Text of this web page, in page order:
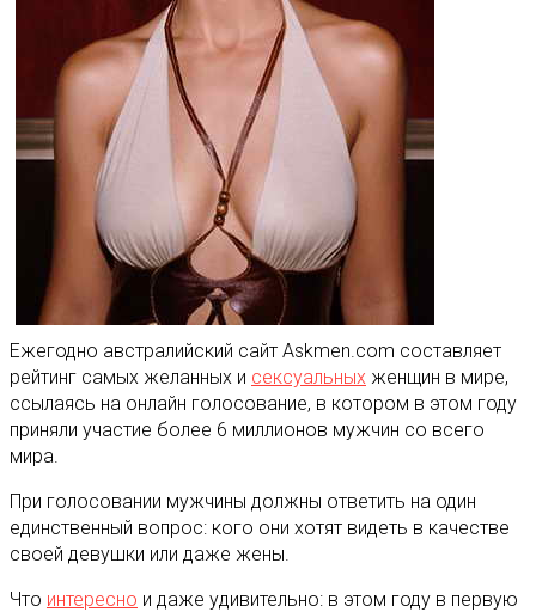
Ежегодно австралийский сайт Askmen.com составляет
рейтинг самых желанных и сексуальных женщин в мире,
ссылаясь на онлайн голосование, в котором в этом году
приняли участие более 6 миллионов мужчин со всего
мира.
При голосовании мужчины должны ответить на один
единственный вопрос: кого они хотят видеть в качестве
своей девушки или даже жены.
Что интересно и даже удивительно: в этом году в первую